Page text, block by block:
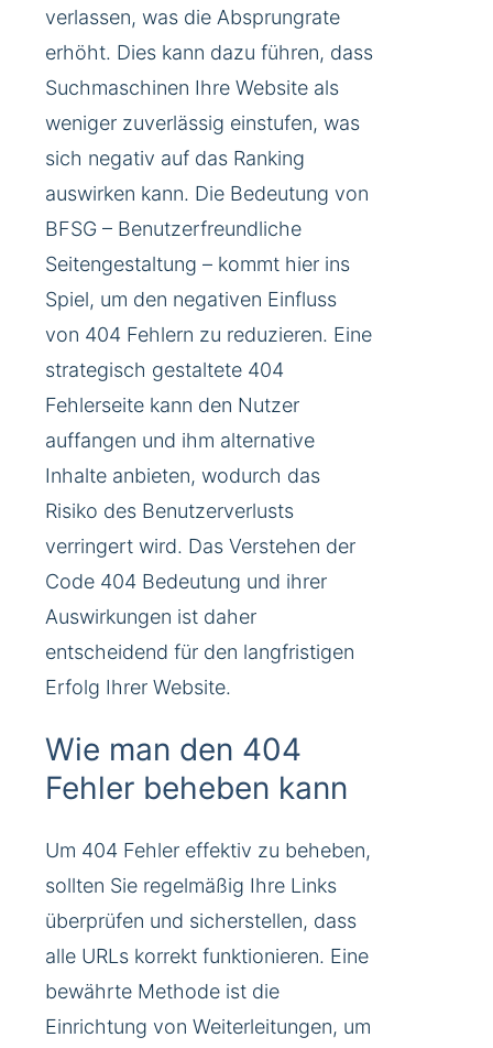
verlassen, was die Absprungrate
erhöht. Dies kann dazu führen, dass
Suchmaschinen Ihre Website als
weniger zuverlässig einstufen, was
sich negativ auf das Ranking
auswirken kann. Die Bedeutung von
BFSG – Benutzerfreundliche
Seitengestaltung – kommt hier ins
Spiel, um den negativen Einfluss
von 404 Fehlern zu reduzieren. Eine
strategisch gestaltete 404
Fehlerseite kann den Nutzer
auffangen und ihm alternative
Inhalte anbieten, wodurch das
Risiko des Benutzerverlusts
verringert wird. Das Verstehen der
Code 404 Bedeutung und ihrer
Auswirkungen ist daher
entscheidend für den langfristigen
Erfolg Ihrer Website.
Wie man den 404
Fehler beheben kann
Um 404 Fehler effektiv zu beheben,
sollten Sie regelmäßig Ihre Links
überprüfen und sicherstellen, dass
alle URLs korrekt funktionieren. Eine
bewährte Methode ist die
Einrichtung von Weiterleitungen, um